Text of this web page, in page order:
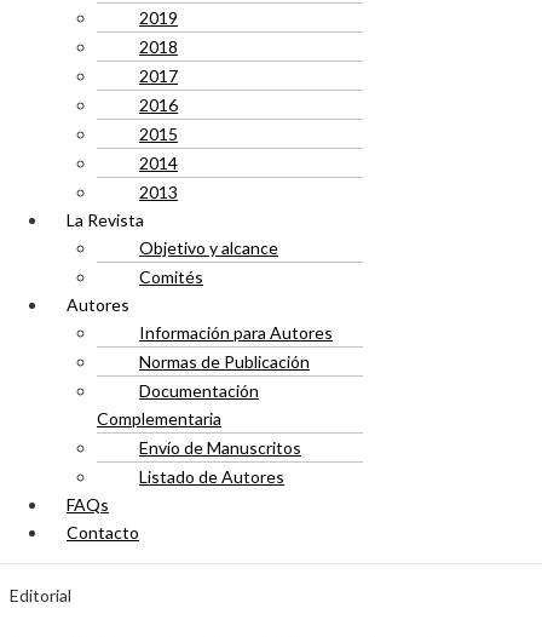
2019
2018
2017
2016
2015
2014
2013
La Revista
Objetivo y alcance
Comités
Autores
Información para Autores
Normas de Publicación
Documentación
Complementaria
Envío de Manuscritos
Listado de Autores
FAQs
Contacto
Editorial